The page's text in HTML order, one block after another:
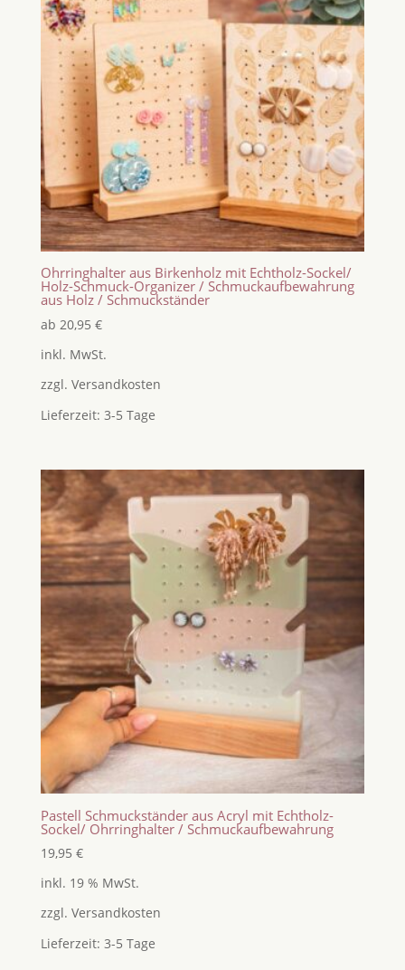
Ohrringhalter aus Birkenholz mit Echtholz-Sockel/
Holz-Schmuck-Organizer / Schmuckaufbewahrung
aus Holz / Schmuckständer
ab 20,95 €
inkl. MwSt.
zzgl. Versandkosten
Lieferzeit: 3-5 Tage
Pastell Schmuckständer aus Acryl mit Echtholz-
Sockel/ Ohrringhalter / Schmuckaufbewahrung
19,95 €
inkl. 19 % MwSt.
zzgl. Versandkosten
Lieferzeit: 3-5 Tage